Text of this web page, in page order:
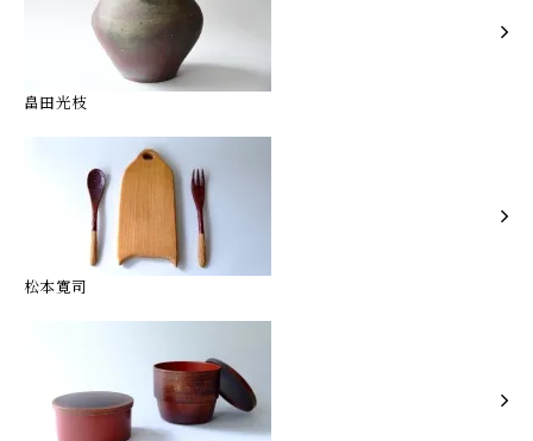
畠田光枝
松本寛司